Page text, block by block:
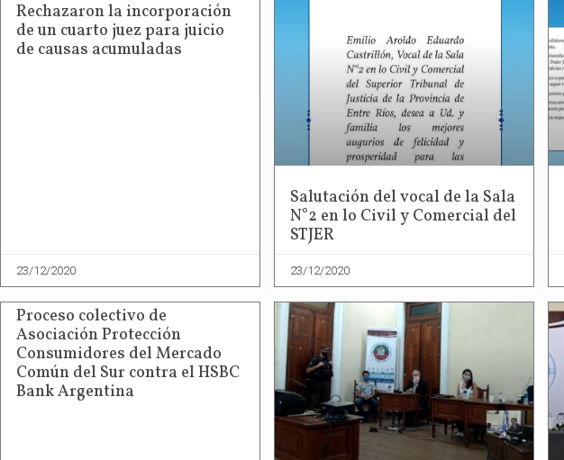
Rechazaron la incorporación
de un cuarto juez para juicio
de causas acumuladas
23/12/2020
Salutación del vocal de la Sala
N°2 en lo Civil y Comercial del
STJER
23/12/2020
Proceso colectivo de
Asociación Protección
Consumidores del Mercado
Común del Sur contra el HSBC
Bank Argentina